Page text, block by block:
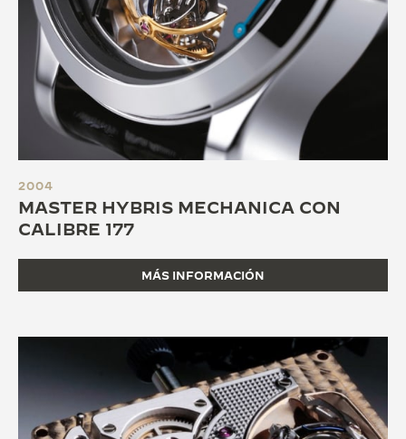
2004
MASTER HYBRIS MECHANICA CON
CALIBRE 177
MÁS INFORMACIÓN